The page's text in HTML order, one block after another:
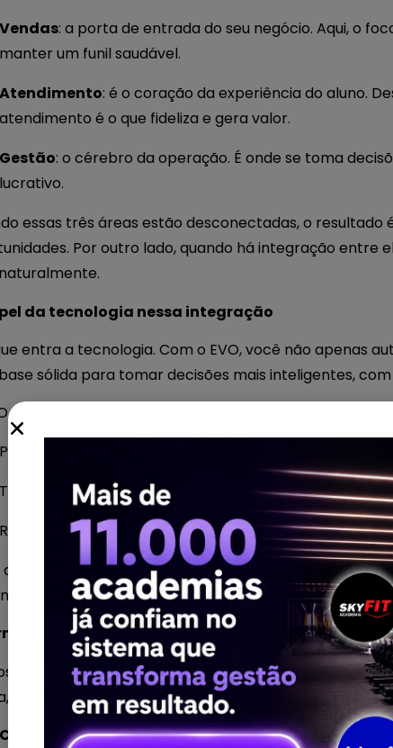
Vendas: a porta de entrada do seu negócio. Aqui, o
manter um funil saudável.
Atendimento: é o coração da experiência do aluno.
atendimento é o que fideliza e gera valor.
Gestão: o cérebro da operação. É onde se toma
lucrativo.
essas três áreas estão desconectadas, o
Por outro lado, quando há integração entre
da tecnologia nessa integração
entra a tecnologia. Com o EVO, você não apenas
sólida para tomar decisões mais inteligentes,
atua como uma ponte entre as áreas:
Permite que os dados de vendas sejam usados pelo
Traz para a gestão uma visão clara do que está
Reduz a necessidade de múltiplas ferramentas,
a automação, os recursos de inteligência
e CRMs tornam sua operação muito mais fluida
do Aluno, Potencializada pelo EVO
agora acompanhar, passo a passo, a jornada de
promovendo integração e resultado.
Captação de Leads